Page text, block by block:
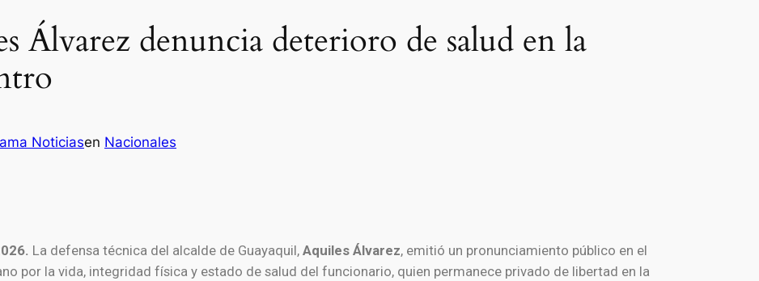
Álvarez denuncia deterioro de salud en la
Noticiasen Nacionales
La defensa técnica del alcalde de Guayaquil, Aquiles Álvarez, emitió un pronunciamiento público en el
por la vida, integridad física y estado de salud del funcionario, quien permanece privado de libertad en la